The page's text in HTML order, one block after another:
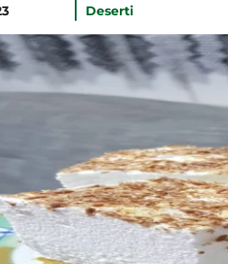
Deserti